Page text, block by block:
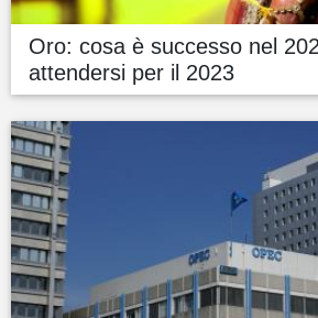
Oro: cosa è successo nel
attendersi per il 2023